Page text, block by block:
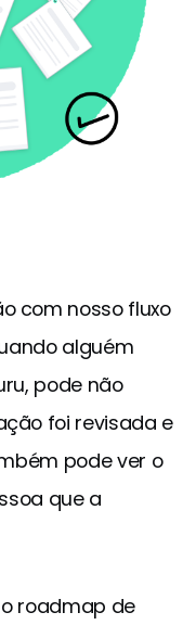
com nosso fluxo
alguém
pode não
foi revisada e
pode ver o
que a
o roadmap de